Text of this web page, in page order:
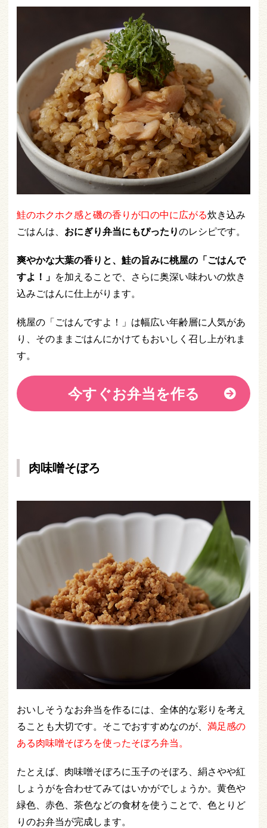
鮭のホクホク感と磯の香りが口の中に広がる炊き込み
ごはんは、 おにぎり弁当にもぴったりのレシピです。
爽やかな大葉の香りと、鮭の旨みに桃屋の「ごはんで
すよ！」 を加えることで、さらに奥深い味わいの炊き
込みごはんに仕上がります。
桃屋の「ごはんですよ！」は幅広い年齢層に人気があ
り、そのままごはんにかけてもおいしく召し上がれま
す。
今すぐお弁当を作る
肉味噌そぼろ
おいしそうなお弁当を作るには、全体的な彩りを考え
ることも大切です。そこでおすすめなのが、 満足感の
ある肉味噌そぼろを使ったそぼろ弁当。
たとえば、肉味噌そぼろに玉子のそぼろ、絹さやや紅
しょうがを合わせてみてはいかがでしょうか。黄色や
緑色、赤色、茶色などの食材を使うことで、色とりど
りのお弁当が完成します。